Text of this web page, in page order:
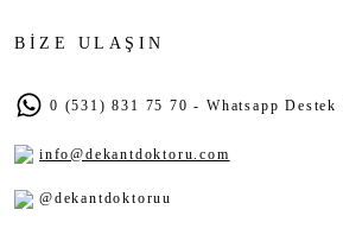
BİZE ULAŞIN
0 (531) 831 75 70 - Whatsapp Destek
info@dekantdoktoru.com
@dekantdoktoruu